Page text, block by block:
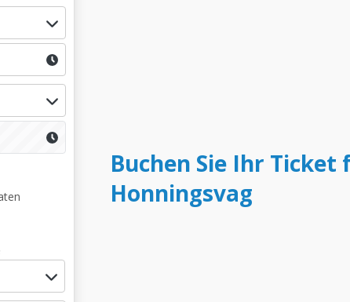
Buchen Sie Ihr Ticket
Honningsvag